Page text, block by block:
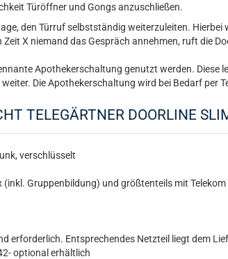
Türöffner und Gongs anzuschließen.
den Türruf selbstständig weiterzuleiten. Hierbei
X niemand das Gespräch annehmen, ruft die
Apothekerschaltung genutzt werden. Diese
Die Apothekerschaltung wird bei Bedarf per
TELEGÄRTNER DOORLINE
verschlüsselt
(inkl. Gruppenbildung) und größtenteils mit
erforderlich. Entsprechendes Netzteil liegt dem
optional erhältlich